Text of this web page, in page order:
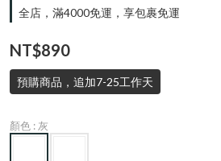
全店，滿4000免運，享包裹免運
NT$890
預購商品，追加7-25工作天
顏色 : 灰